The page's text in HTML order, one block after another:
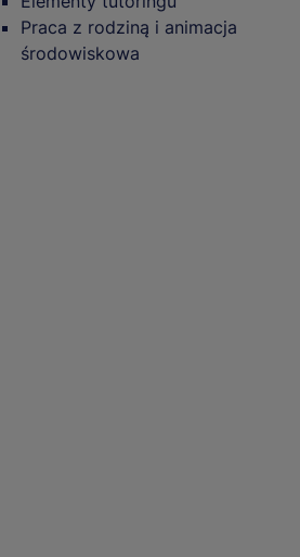
Praca z rodziną i animacja
środowiskowa